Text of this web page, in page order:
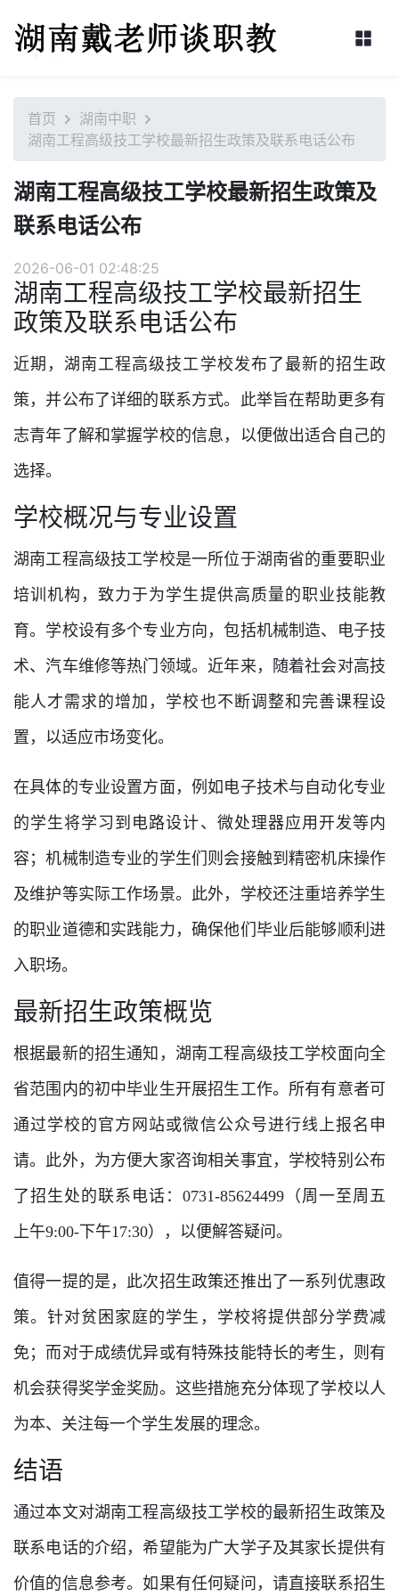
首页
湖南中职
湖南工程高级技工学校最新招生政策及联系电话公布
湖南工程高级技工学校最新招生政策及
联系电话公布
2026-06-01 02:48:25
湖南工程高级技工学校最新招生
政策及联系电话公布
近期，湖南工程高级技工学校发布了最新的招生政
策，并公布了详细的联系方式。此举旨在帮助更多有
志青年了解和掌握学校的信息，以便做出适合自己的
选择。
学校概况与专业设置
湖南工程高级技工学校是一所位于湖南省的重要职业
培训机构，致力于为学生提供高质量的职业技能教
育。学校设有多个专业方向，包括机械制造、电子技
术、汽车维修等热门领域。近年来，随着社会对高技
能人才需求的增加，学校也不断调整和完善课程设
置，以适应市场变化。
在具体的专业设置方面，例如电子技术与自动化专业
的学生将学习到电路设计、微处理器应用开发等内
容；机械制造专业的学生们则会接触到精密机床操作
及维护等实际工作场景。此外，学校还注重培养学生
的职业道德和实践能力，确保他们毕业后能够顺利进
入职场。
最新招生政策概览
根据最新的招生通知，湖南工程高级技工学校面向全
省范围内的初中毕业生开展招生工作。所有有意者可
通过学校的官方网站或微信公众号进行线上报名申
请。此外，为方便大家咨询相关事宜，学校特别公布
了招生处的联系电话：0731-85624499（周一至周五
上午9:00-下午17:30），以便解答疑问。
值得一提的是，此次招生政策还推出了一系列优惠政
策。针对贫困家庭的学生，学校将提供部分学费减
免；而对于成绩优异或有特殊技能特长的考生，则有
机会获得奖学金奖励。这些措施充分体现了学校以人
为本、关注每一个学生发展的理念。
结语
通过本文对湖南工程高级技工学校的最新招生政策及
联系电话的介绍，希望能为广大学子及其家长提供有
价值的信息参考。如果有任何疑问，请直接联系招生